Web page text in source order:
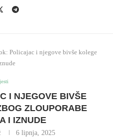
Policajac i njegove bivše kolege
I NJEGOVE BIVŠE
ZLOUPORABE
I IZNUDE
6 lipnja, 2025